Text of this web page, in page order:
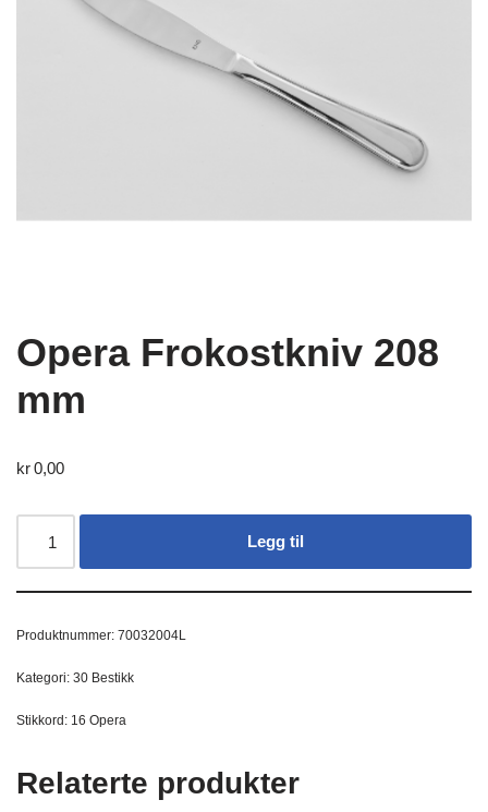
Opera Frokostkniv 208
mm
kr0,00
Legg til
Produktnummer: 70032004L
Kategori: 30 Bestikk
Stikkord: 16 Opera
Relaterte produkter